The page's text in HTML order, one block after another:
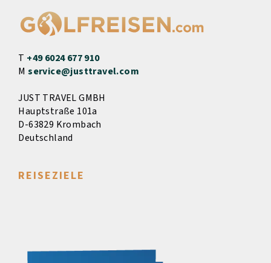
T +49 6024 677 910
Mservice@justtravel.com
JUST TRAVEL GMBH
Hauptstraße 101a
D-63829 Krombach
Deutschland
REISEZIELE